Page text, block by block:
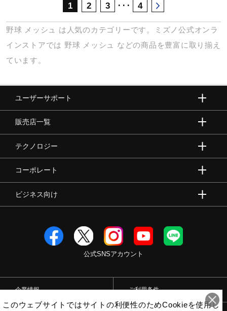
1 2 3 ･･･ 4
野球 メッシュ
は人気のカテゴリーです。ミズノ公式オンラ
インストアでは 野球 メッシュ
などの商品を豊富に取り揃え
ています。
ユーザーサポート
販売店一覧
テクノロジー
コーポレート
ビジネス向け
公式SNSアカウント
企業情報 ご利用条件
このウェブサイトではサイトの利便性のためCookieを使用し